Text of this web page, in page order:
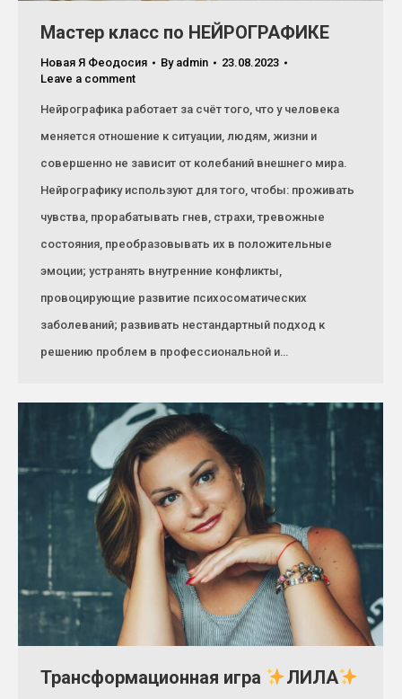
Мастер класс по НЕЙРОГРАФИКЕ
Новая Я Феодосия By admin
23.08.2023
Leave a comment
Нейрографика работает за счёт того, что у человека
меняется отношение к ситуации, людям, жизни и
совершенно не зависит от колебаний внешнего мира.
Нейрографику используют для того, чтобы: проживать
чувства, прорабатывать гнев, страхи, тревожные
состояния, преобразовывать их в положительные
эмоции; устранять внутренние конфликты,
провоцирующие развитие психосоматических
заболеваний; развивать нестандартный подход к
решению проблем в профессиональной и…
Трансформационная игра ЛИЛА